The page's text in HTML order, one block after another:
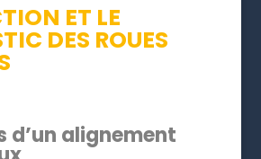
ET LE
DES ROUES
d’un alignement